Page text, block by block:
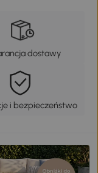
dostawy
i bezpieczeństwo